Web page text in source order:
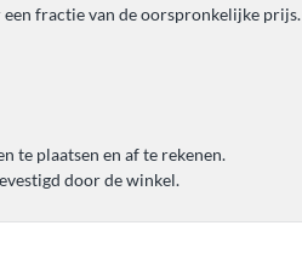
fractie van de oorspronkelijke prijs.
te plaatsen en af te rekenen.
door de winkel.